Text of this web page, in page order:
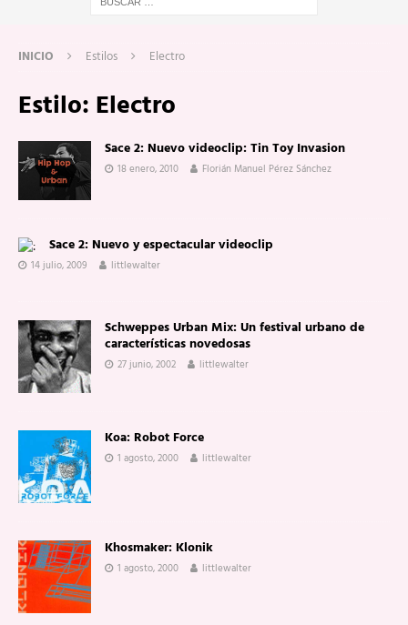
INICIO Estilos Electro
Estilo: Electro
Sace 2: Nuevo videoclip: Tin Toy Invasion
18 enero, 2010 Florián Manuel Pérez Sánchez
Sace 2: Nuevo y espectacular videoclip
14 julio, 2009 littlewalter
Schweppes Urban Mix: Un festival urbano de
características novedosas
27 junio, 2002 littlewalter
Koa: Robot Force
1 agosto, 2000 littlewalter
Khosmaker: Klonik
1 agosto, 2000 littlewalter